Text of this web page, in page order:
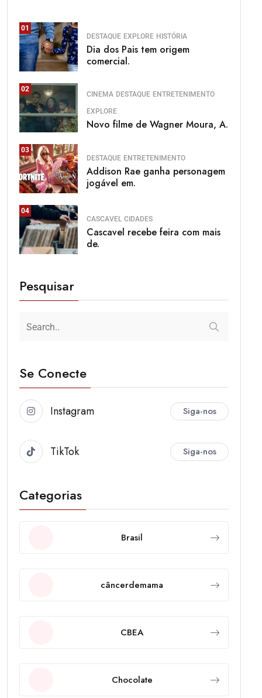
01
DESTAQUE EXPLORE HISTÓRIA
Dia dos Pais tem origem
comercial.
02
CINEMA DESTAQUE ENTRETENIMENTO
EXPLORE
Novo filme de Wagner Moura, A.
03
DESTAQUE ENTRETENIMENTO
Addison Rae ganha personagem
jogável em.
04
CASCAVEL CIDADES
Cascavel recebe feira com mais
de.
Pesquisar
Se Conecte
Instagram Siga-nos
TikTok Siga-nos
Categorias
Brasil
câncerdemama
CBEA
Chocolate